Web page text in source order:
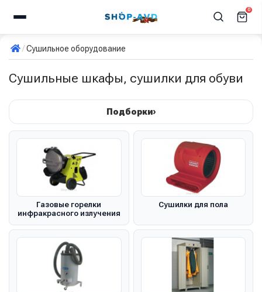
0
Сушильное оборудование
Сушильные шкафы, сушилки для обуви
Подборки›
Газовые горелки
инфракрасного излучения
Сушилки для пола